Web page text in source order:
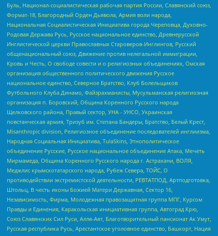
Буль, Национал-социалистическая рабочая партия России, Славянский союз,
Формат-18, Благородный Орден Дьявола, Армия воли народа,
Национальная Социалистическая Инициатива города Череповца, Духовно-
Родовая Держава Русь, Русское национальное единство, Древнерусской
Инглистической церкви Православных Староверов-Инглингов, Русский
общенациональный союз, Движение против нелегальной иммиграции,
Кровь и Честь, О свободе совести и о религиозных объединениях, Омская
организация общественного политического движения Русское
национальное единство, Северное Братство, Клуб Болельщиков
Футбольного Клуба Динамо, Файзрахманисты, Мусульманская религиозная
организация п. Боровский, Община Коренного Русского народа
Щелковского района, Правый сектор, УНА - УНСО, Украинская
повстанческая армия, Тризуб им. Степана Бандеры, Братство, Белый Крест,
Misanthropic division, Религиозное объединение последователей инглиизма,
Народная Социальная Инициатива, TulaSkins, Этнополитическое
объединение Русские, Русское национальное объединение Атака, Мечеть
Мирмамеда, Община Коренного Русского народа г. Астрахани, ВОЛЯ,
Меджлис крымскотатарского народа, Рубеж Севера, ТОЙС, О
противодействии экстремистской деятельности, РЕВТАТПОД, Артподготовка,
Штольц, В честь иконы Божией Матери Державная, Сектор 16,
Независимость, Фирма, Молодежная правозащитная группа МПГ, Курсом
Правды и Единения, Каракольская инициативная группа, Автоград Крю,
Союз Славянских Сил Руси, Алля-Аят, Благотворительный пансионат Ак Умут,
Русская республика Русь, Арестантское уголовное единство, Башкорт, Нация